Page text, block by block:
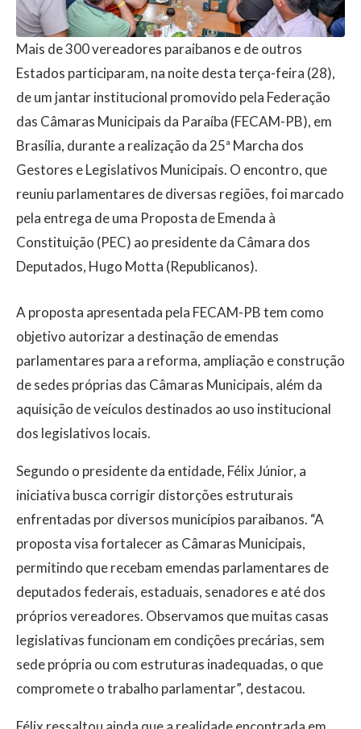
Mais de 300 vereadores paraibanos e de outros
Estados participaram, na noite desta terça-feira (28),
de um jantar institucional promovido pela Federação
das Câmaras Municipais da Paraíba (FECAM-PB), em
Brasília, durante a realização da 25ª Marcha dos
Gestores e Legislativos Municipais. O encontro, que
reuniu parlamentares de diversas regiões, foi marcado
pela entrega de uma Proposta de Emenda à
Constituição (PEC) ao presidente da Câmara dos
Deputados, Hugo Motta (Republicanos).
A proposta apresentada pela FECAM-PB tem como
objetivo autorizar a destinação de emendas
parlamentares para a reforma, ampliação e construção
de sedes próprias das Câmaras Municipais, além da
aquisição de veículos destinados ao uso institucional
dos legislativos locais.
Segundo o presidente da entidade, Félix Júnior, a
iniciativa busca corrigir distorções estruturais
enfrentadas por diversos municípios paraibanos. “A
proposta visa fortalecer as Câmaras Municipais,
permitindo que recebam emendas parlamentares de
deputados federais, estaduais, senadores e até dos
próprios vereadores. Observamos que muitas casas
legislativas funcionam em condições precárias, sem
sede própria ou com estruturas inadequadas, o que
compromete o trabalho parlamentar”, destacou.